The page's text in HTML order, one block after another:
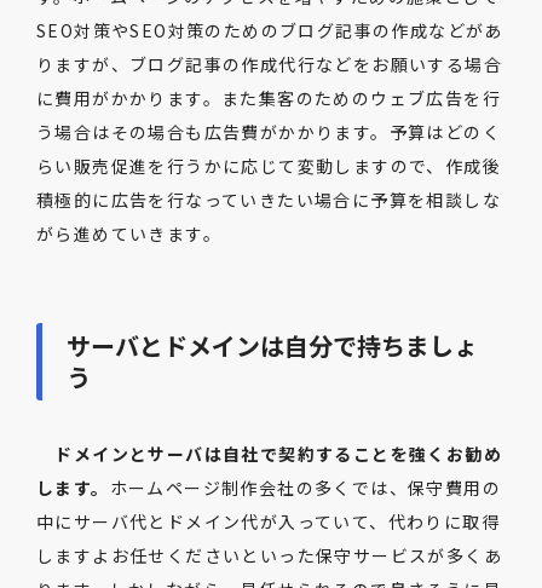
SEO対策やSEO対策のためのブログ記事の作成などがあ
りますが、ブログ記事の作成代行などをお願いする場合
に費用がかかります。また集客のためのウェブ広告を行
う場合はその場合も広告費がかかります。予算はどのく
らい販売促進を行うかに応じて変動しますので、作成後
積極的に広告を行なっていきたい場合に予算を相談しな
がら進めていきます。
サーバとドメインは自分で持ちましょ
う
ドメインとサーバは自社で契約することを強くお勧め
します。 ホームページ制作会社の多くでは、保守費用の
中にサーバ代とドメイン代が入っていて、代わりに取得
しますよお任せくださいといった保守サービスが多くあ